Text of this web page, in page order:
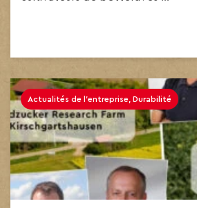
Actualités de l'entreprise, Durabilité